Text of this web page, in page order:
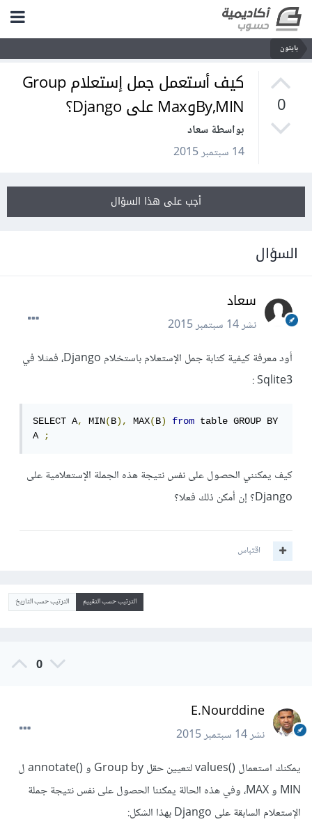
بايثون
0
كيف أستعمل جمل إستعلام Group
By,MINوMax على Django؟
بواسطة سعاد
14 سبتمبر 2015
أجب على هذا السؤال
السؤال
سعاد
نشر14 سبتمبر 2015
أود معرفة كيفية كتابة جمل الإستعلام باستخلام Django، فمثلا في
Sqlite3 :
SELECT A, MIN(B), MAX(B) from table GROUP BY
A ;
كيف يمكنني الحصول على نفس نتيجة هذه الجملة الإستعلامية على
Django؟ إن أمكن ذلك فعلا؟
اقتباس
الترتيب حسب التقييم الترتيب حسب التاريخ
0
E.Nourddine
نشر14 سبتمبر 2015
يمكنك استعمال ()values لتعيين حقل Group by و ()annotate ل
MIN و MAX، وفي هذه الحالة يمكننا الحصول على نفس نتيجة جملة
الإستعلام السابقة على Django بهذا الشكل: